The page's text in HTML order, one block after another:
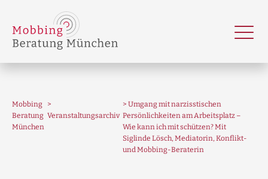
Mobbing
Beratung
München
Veranstaltungsarchiv
Umgang mit narzisstischen
Persönlichkeiten am Arbeitsplatz –
Wie kann ich mit schützen? Mit
Siglinde Lösch, Mediatorin, Konflikt-
und Mobbing-Beraterin